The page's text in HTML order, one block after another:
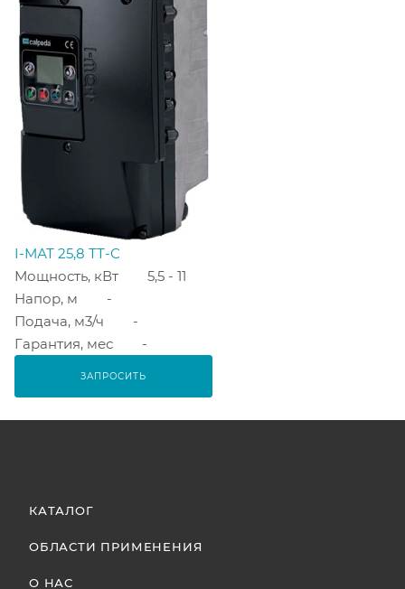
I-МАТ 25,8 ТТ-С
Мощность, кВт
5,5 - 11
Напор, м
-
Подача, м3/ч
-
Гарантия, мес
-
ЗАПРОСИТЬ
КАТАЛОГ
ОБЛАСТИ ПРИМЕНЕНИЯ
О НАС